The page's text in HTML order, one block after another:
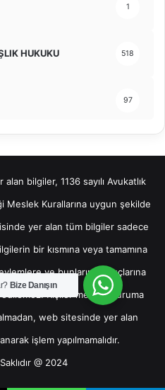
1
HUKUKU 518
97
bilgiler, 1136 sayılı Avukatlık
Meslek Kurallarına uygun şekilde
yer alan tüm bilgiler sadece
bir kısmına veya tamamına
ve bunların sonuçlarına
Kişiler mevcut duruma
web sitesinde yer alan
işlem yapılmamalıdır.
@ 2024
Bize Danışın